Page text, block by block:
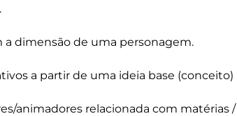
dimensão de uma personagem.
a partir de uma ideia base (conceito)
animadores relacionada com matérias /